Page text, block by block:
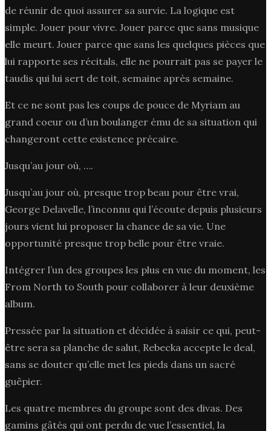
de réunir de quoi assurer sa survie. La logique est
simple. Jouer pour vivre. Jouer parce que sans musique
elle meurt. Jouer parce que sans les quelques pièces que
lui rapporte ses récitals, elle ne pourrait pas se payer le
taudis qui lui sert de toit, semaine après semaine.
Et ce ne sont pas les coups de pouce de Myriam au
grand coeur ou d’un boulanger ému de sa situation qui
changeront cette existence précaire.
Jusqu’au jour où, ….
Jusqu’au jour où, presque trop beau pour être vrai,
George Delavelle, l’inconnu qui l’écoute depuis plusieurs
jours vient lui proposer la chance de sa vie. Une
opportunité presque trop belle pour être vraie.
Intégrer l’un des groupes les plus en vue du moment, les
From North to South pour collaborer à leur deuxième
album.
Pressée par la situation et décidée à saisir ce qui, peut-
être sera sa planche de salut, Rebecka accepte le deal,
sans se douter qu’elle met les pieds dans un sacré
guêpier.
Les quatre membres du groupe sont des divas. Des
gamins gâtés qui ont perdu de vue l’essentiel, la